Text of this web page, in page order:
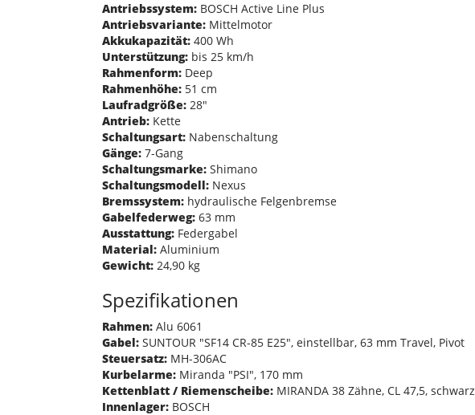
Antriebssystem: BOSCH Active Line Plus
Antriebsvariante: Mittelmotor
Akkukapazität: 400 Wh
Unterstützung: bis 25 km/h
Rahmenform: Deep
Rahmenhöhe: 51 cm
Laufradgröße: 28"
Antrieb: Kette
Schaltungsart: Nabenschaltung
Gänge: 7-Gang
Schaltungsmarke: Shimano
Schaltungsmodell: Nexus
Bremssystem: hydraulische Felgenbremse
Gabelfederweg: 63 mm
Ausstattung: Federgabel
Material: Aluminium
Gewicht: 24,90 kg
Spezifikationen
Rahmen: Alu 6061
Gabel: SUNTOUR "SF14 CR-85 E25", einstellbar, 63 mm Travel, Pivot
Steuersatz: MH-306AC
Kurbelarme: Miranda "PSI", 170 mm
Kettenblatt / Riemenscheibe: MIRANDA 38 Zähne, CL 47,5, schwarz
Innenlager: BOSCH